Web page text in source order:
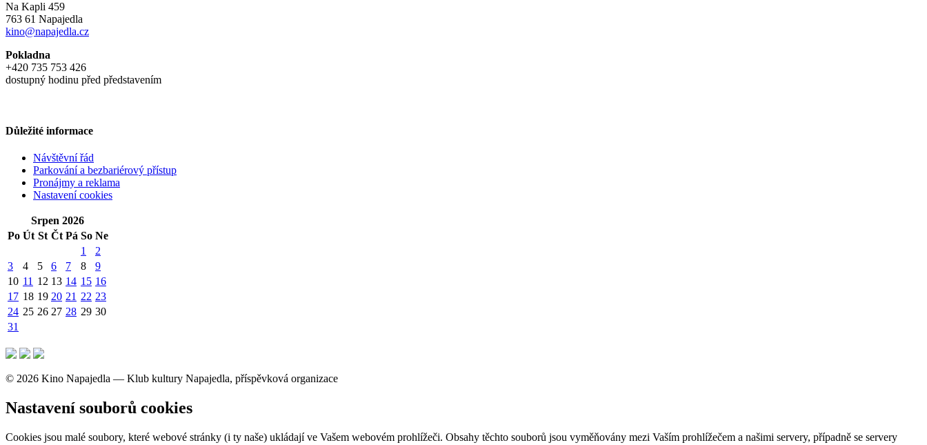
Na Kapli 459
763 61 Napajedla
kino@napajedla.cz
Pokladna
+420 735 753 426
dostupný hodinu před představením
Důležité informace
Návštěvní řád
Parkování a bezbariérový přístup
Pronájmy a reklama
Nastavení cookies
Srpen 2026
Po Út St Čt Pá So Ne
1
2
3
4 5 6 7 8
9
10 11 12 13 14 15 16
17 18 19 20 21 22 23
24 25 26 27 28 29 30
31
© 2026 Kino Napajedla — Klub kultury Napajedla, příspěvková organizace
Nastavení souborů cookies
Cookies jsou malé soubory, které webové stránky (i ty naše) ukládají ve Vašem webovém prohlížeči. Obsahy těchto souborů jsou vyměňovány mezi Vaším prohlížečem a našimi servery, případně se servery